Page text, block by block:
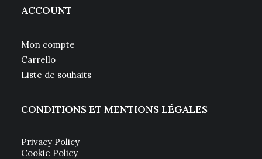
ACCOUNT
Mon compte
Carrello
Liste de souhaits
CONDITIONS ET MENTIONS LÉGALES
Privacy Policy
Cookie Policy